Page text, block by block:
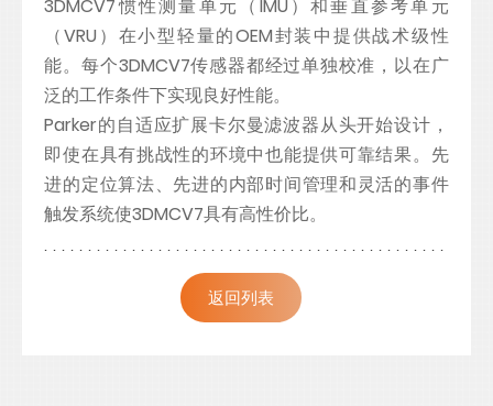
3DMCV7惯性测量单元（IMU）和垂直参考单元
（VRU）在小型轻量的OEM封装中提供战术级性
能。每个3DMCV7传感器都经过单独校准，以在广
泛的工作条件下实现良好性能。
Parker的自适应扩展卡尔曼滤波器从头开始设计，
即使在具有挑战性的环境中也能提供可靠结果。先
进的定位算法、先进的内部时间管理和灵活的事件
触发系统使3DMCV7具有高性价比。
返回列表